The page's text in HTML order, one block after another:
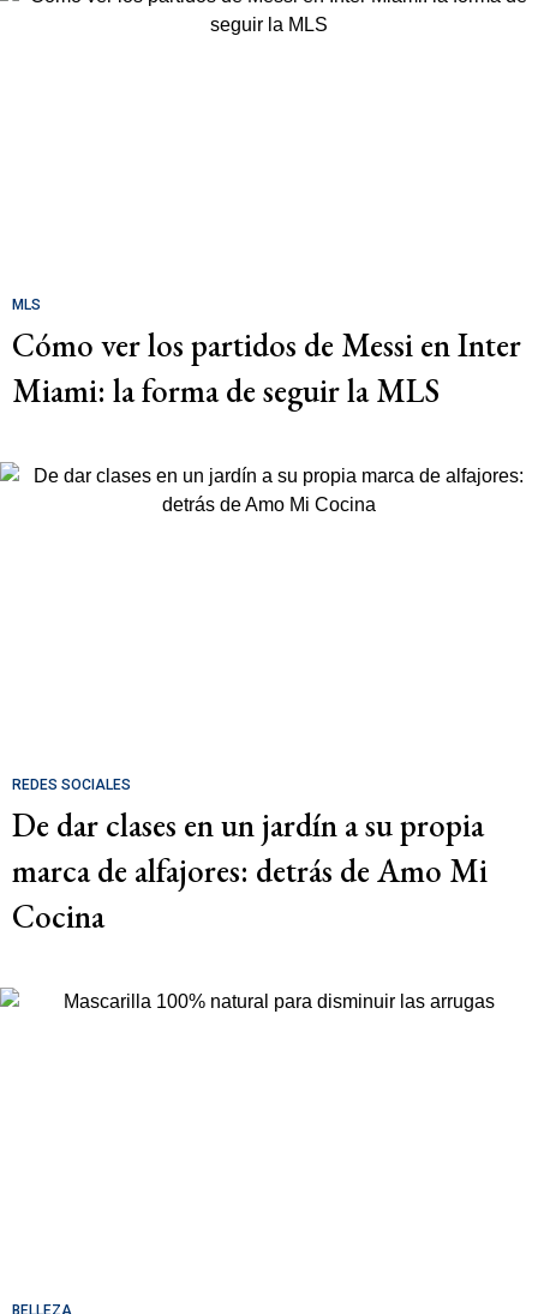
MLS
Cómo ver los partidos de Messi en Inter
Miami: la forma de seguir la MLS
REDES SOCIALES
De dar clases en un jardín a su propia
marca de alfajores: detrás de Amo Mi
Cocina
BELLEZA